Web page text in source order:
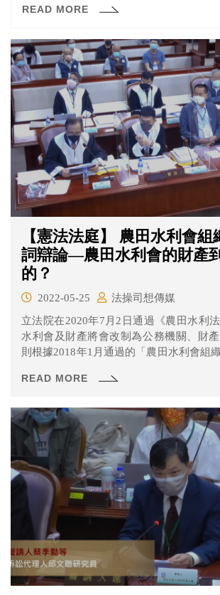
身分法》有違憲疑義，於109年聲請大法官
READ MORE
【憲法法庭】 農田水利會
詞辯論—農田水利會的財產
的？
2022-05-25
法操司想傳媒
立法院在2020年7月2日通過《農田水利
水利會及財產將會改制為公務機關、財
則根據2018年1月通過的「農田水利會組
不滿，國民黨立委費鴻泰等38人認為農田
了什麼呢？一起來看看！
READ MORE